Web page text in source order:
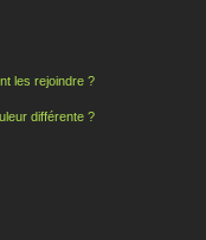
les rejoindre ?
différente ?